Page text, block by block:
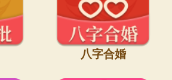
八字合婚